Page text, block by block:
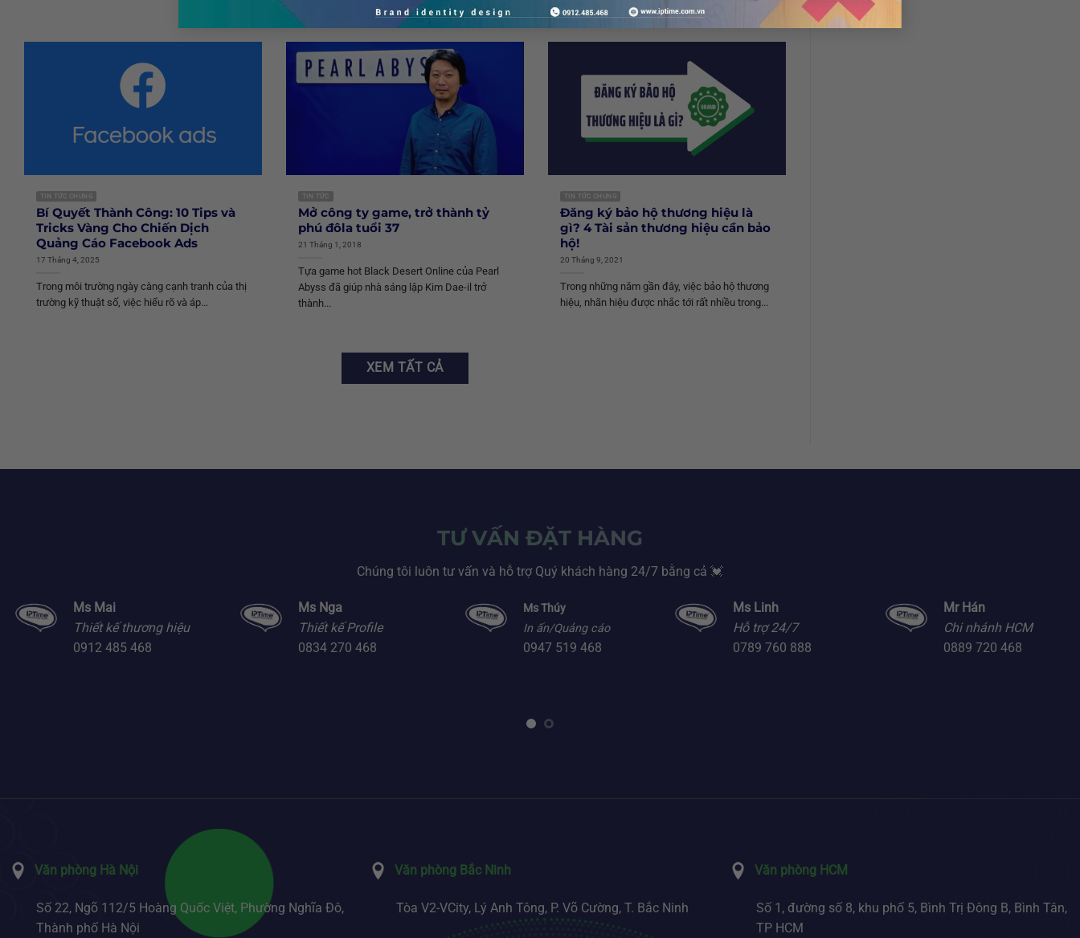
TIN TỨC CHUNG
Bí Quyết Thành Công: 10 Tips và
Tricks Vàng Cho Chiến Dịch
Quảng Cáo Facebook Ads
17 Tháng 4, 2025
Trong môi trường ngày càng cạnh tranh của thị
trường kỹ thuật số, việc hiểu rõ và áp...
TIN TỨC
Mở công ty game, trở thành tỷ
phú đôla tuổi 37
21 Tháng 1, 2018
Tựa game hot Black Desert Online của Pearl
Abyss đã giúp nhà sáng lập Kim Dae-il trở
thành...
TIN TỨC CHUNG
Đăng ký bảo hộ thương hiệu là
gì? 4 Tài sản thương hiệu cần bảo
hộ!
20 Tháng 9, 2021
Trong những năm gần đây, việc bảo hộ thương
hiệu, nhãn hiệu được nhắc tới rất nhiều trong...
XEM TẤT CẢ
TƯ VẤN ĐẶT HÀNG
Chúng tôi luôn tư vấn và hỗ trợ Quý khách hàng 24/7 bằng cả 💓
Ms Mai
Thiết kế thương hiệu
0912 485 468
Ms Nga
Thiết kế Profile
0834 270 468
Ms Thúy
In ấn/Quảng cáo
0947 519 468
Ms Linh
Hỗ trợ 24/7
0789 760 888
Mr Hán
Chi nhánh HCM
0889 720 468
Văn phòng Hà Nội
Số 22, Ngõ 112/5 Hoàng Quốc Việt, Phường Nghĩa Đô,
Thành phố Hà Nội
Văn phòng Bắc Ninh
Tòa V2-VCity, Lý Anh Tông, P. Võ Cường, T. Bắc Ninh
Văn phòng HCM
Số 1, đường số 8, khu phố 5, Bình Trị Đông B, Bình Tân,
TP HCM